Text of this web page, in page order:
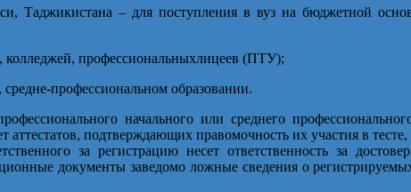
Таджикистана – для поступления в вуз на бюджетной
колледжей, профессиональныхлицеев (ПТУ);
профессиональном образовании.
начального или среднего
подтверждающих правомочность их участия в тесте,
за регистрацию несет ответственность за
документы заведомо ложные сведения о